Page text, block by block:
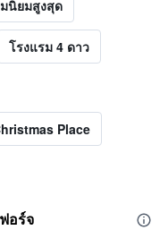
นิยมสูงสุด
โรงแรม 4 ดาว
Place
อร์จ